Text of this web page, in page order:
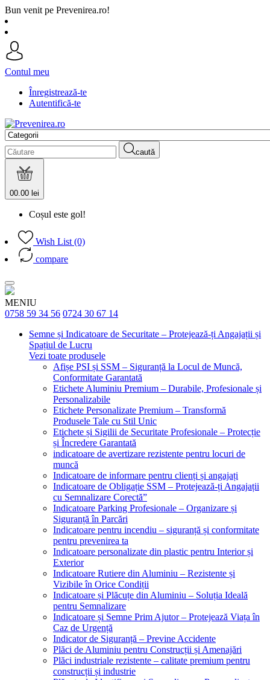
Bun venit pe Prevenirea.ro!
Contul meu
Înregistrează-te
Autentifică-te
caută
00.00 lei
Coșul este gol!
Wish List (0)
compare
MENIU
0758 59 34 56 0724 30 67 14
Semne și Indicatoare de Securitate – Protejează-ți Angajații și
Spațiul de Lucru
Vezi toate produsele
Afișe PSI și SSM – Siguranță la Locul de Muncă,
Conformitate Garantată
Etichete Aluminiu Premium – Durabile, Profesionale și
Personalizabile
Etichete Personalizate Premium – Transformă
Produsele Tale cu Stil Unic
Etichete și Sigilii de Securitate Profesionale – Protecție
și Încredere Garantată
indicatoare de avertizare rezistente pentru locuri de
muncă
Indicatoare de informare pentru clienți și angajați
Indicatoare de Obligație SSM – Protejează-ți Angajații
cu Semnalizare Corectă”
Indicatoare Parking Profesionale – Organizare și
Siguranță în Parcări
Indicatoare pentru incendiu – siguranță și conformitate
pentru prevenirea ta
Indicatoare personalizate din plastic pentru Interior și
Exterior
Indicatoare Rutiere din Aluminiu – Rezistente și
Vizibile în Orice Condiții
Indicatoare și Plăcuțe din Aluminiu – Soluția Ideală
pentru Semnalizare
Indicatoare și Semne Prim Ajutor – Protejează Viața în
Caz de Urgență
Indicator de Siguranță – Previne Accidente
Plăci de Aluminiu pentru Construcții și Amenajări
Plăci industriale rezistente – calitate premium pentru
construcții și industrie